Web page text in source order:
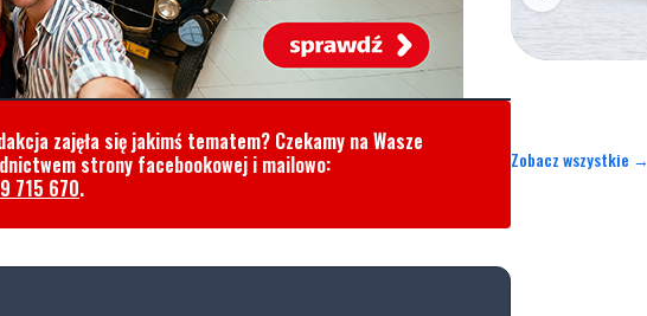
zajęła się jakimś tematem? Czekamy na Wasze
strony facebookowej i mailowo:
715 670.
Zobacz wszystkie →